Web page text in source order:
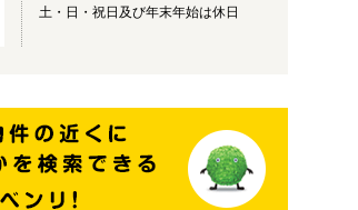
土・日・祝日及び年末年始は休日